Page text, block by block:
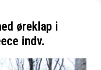
øreklap i
indv.